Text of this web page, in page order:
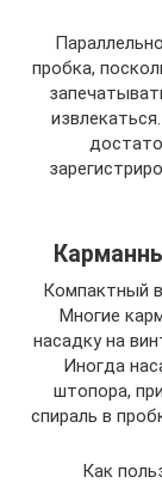
пробка,
Компактный
Многие
насадку на
Иногда
штопора,
спираль в
Как